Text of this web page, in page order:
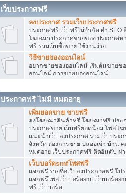
เว็บประกาศฟรี
ลงประกาศ รวมเว็บประกาศฟรี
ประกาศฟรี เว็บฟรีไม่จำกัด ทำ SEO
โฆษณา ประกาศขายของ ประกาศห
ฟรี รวมเว็บซื้อขาย ใช้งานง่าย
วิธีขายของออนไลน์
อยากขายของออนไลน์ เริ่มต้นขายข
ออนไลน์ การขายของออนไลน์
ประกาศฟรี ไม่มี หมดอายุ
เพิ่มยอดขาย ขายฟรี
ลงโฆษณาสินค้าฟรี โฆษณาฟรี ประก
ประกาศขาย เว็บฟรียอดนิยม โพสโ
แนะนำเว็บ ลงประกาศ รวมเว็บประ
จังหวัด ต้องการขาย ปล่อยเช่า บ้าน
หมดอายุ เว็บประกาศฟรี ติดอันดับ ฝ
เว็บบอร์ดsmfโพสฟรี
แจกฟรี รายชื่อเว็บลงประกาศฟรี โป
แจกฟรีโพสเว็บบอร์ดsmf เว็บบอร์ด
ฟรี เว็บบอร์ด